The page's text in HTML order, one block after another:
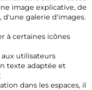
image explicative, de
d'une galerie d'images.
à certaines icônes
aux utilisateurs
texte adaptée et
dans les espaces, il